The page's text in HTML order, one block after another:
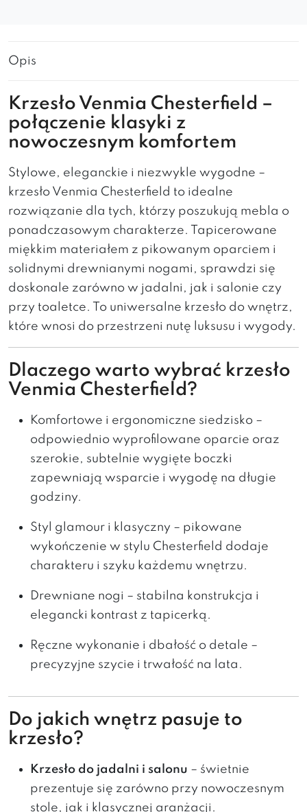
Opis
Krzesło Venmia Chesterfield –
połączenie klasyki z
nowoczesnym komfortem
Stylowe, eleganckie i niezwykle wygodne –
krzesło Venmia Chesterfield to idealne
rozwiązanie dla tych, którzy poszukują mebla o
ponadczasowym charakterze. Tapicerowane
miękkim materiałem z pikowanym oparciem i
solidnymi drewnianymi nogami, sprawdzi się
doskonale zarówno w jadalni, jak i salonie czy
przy toaletce. To uniwersalne krzesło do wnętrz,
które wnosi do przestrzeni nutę luksusu i wygody.
Dlaczego warto wybrać krzesło
Venmia Chesterfield?
Komfortowe i ergonomiczne siedzisko –
odpowiednio wyprofilowane oparcie oraz
szerokie, subtelnie wygięte boczki
zapewniają wsparcie i wygodę na długie
godziny.
Styl glamour i klasyczny – pikowane
wykończenie w stylu Chesterfield dodaje
charakteru i szyku każdemu wnętrzu.
Drewniane nogi – stabilna konstrukcja i
elegancki kontrast z tapicerką.
Ręczne wykonanie i dbałość o detale –
precyzyjne szycie i trwałość na lata.
Do jakich wnętrz pasuje to
krzesło?
Krzesło do jadalni i salonu – świetnie
prezentuje się zarówno przy nowoczesnym
stole, jak i klasycznej aranżacji.